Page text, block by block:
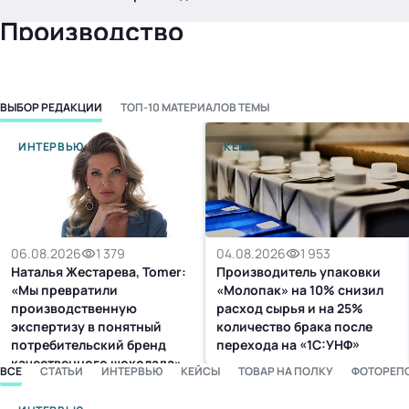
Тема месяца: Автоматизация на 1С
Войти
картина дня
темы
новости
материалы
видео
события
Производство
ВЫБОР РЕДАКЦИИ ТОП-10 МАТЕРИАЛОВ ТЕМЫ
ИНТЕРВЬЮ
06.08.2026
1 379
Наталья Жестарева, Tomer:
«Мы превратили
производственную
экспертизу в понятный
потребительский бренд
качественного шоколада»
КЕЙС
04.08.2026
1 953
Производитель упаковки
«Молопак» на 10% снизил
расход сырья и на 25%
количество брака после
перехода на «1С:УНФ»
ВСЕ СТАТЬИ ИНТЕРВЬЮ КЕЙСЫ ТОВАР НА ПОЛКУ